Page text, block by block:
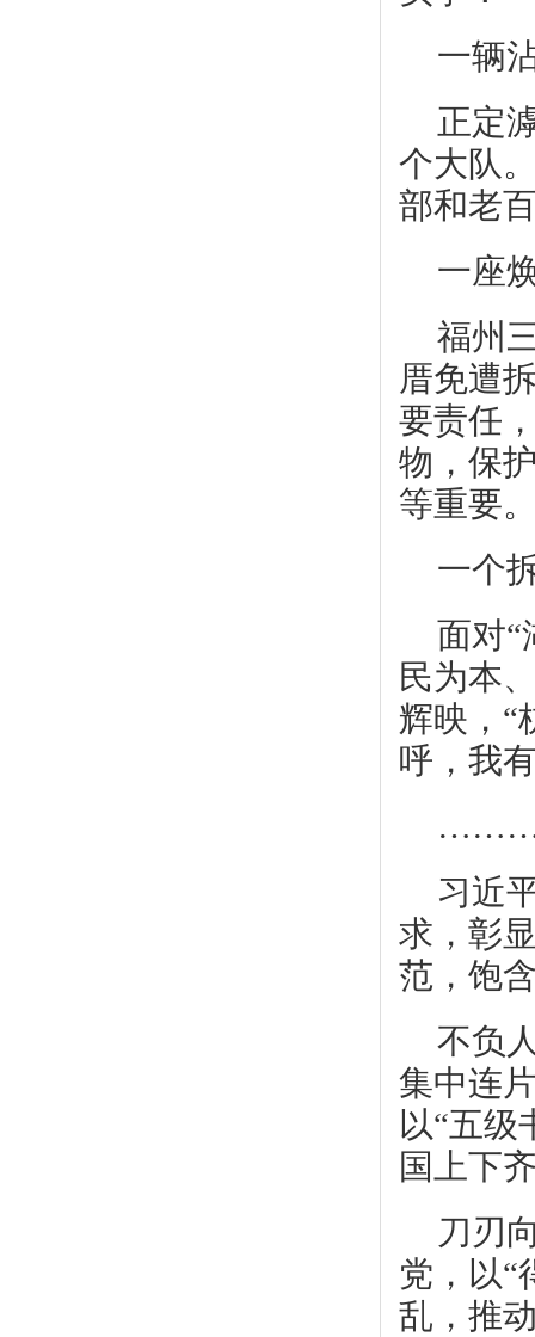
一辆
正定
个大队
部和老
一座
福州
厝免遭
要责任
物，保
等重要
一个
面对“
民为本
辉映，“
呼，我
习近
求，彰
范，饱
不负
集中连
以“五
国上下
刀刃
党，以“
乱，推